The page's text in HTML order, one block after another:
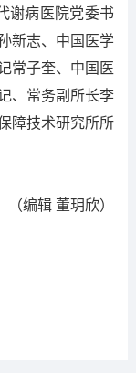
谢病医院党委书
新志、中国医学
常子奎、中国医
、常务副所长李
障技术研究所所
（编辑 董玥欣）